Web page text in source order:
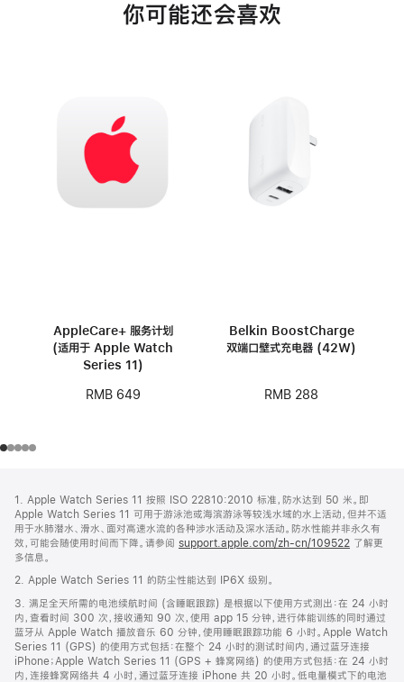
你可能还会喜欢
AppleCare+ 服务计划
(适用于 Apple Watch
Series 11)
RMB 649
Belkin BoostCharge
双端口壁式充电器 (42W)
RMB 288
页
页
脚
注
1. Apple Watch Series 11 按照 ISO 22810:2010 标准，防水达到 50 米。即
Apple Watch Series 11 可用于游泳池或海滨游泳等较浅水域的水上活动，但并不适
用于水肺潜水、滑水、面对高速水流的各种涉水活动及深水活动。防水性能并非永久有
效，可能会随使用时间而下降。请参阅 support.apple.com/zh-cn/109522 了解更
多信息。
2. Apple Watch Series 11 的防尘性能达到 IP6X 级别。
3. 满足全天所需的电池续航时间 (含睡眠跟踪) 是根据以下使用方式测出：在 24 小时
内，查看时间 300 次，接收通知 90 次，使用 app 15 分钟，进行体能训练的同时通过
蓝牙从 Apple Watch 播放音乐 60 分钟，使用睡眠跟踪功能 6 小时。Apple Watch
Series 11 (GPS) 的使用方式包括：在整个 24 小时的测试时间内，通过蓝牙连接
iPhone；Apple Watch Series 11 (GPS + 蜂窝网络) 的使用方式包括：在 24 小时
内，连接蜂窝网络共 4 小时，通过蓝牙连接 iPhone 共 20 小时。低电量模式下的电池